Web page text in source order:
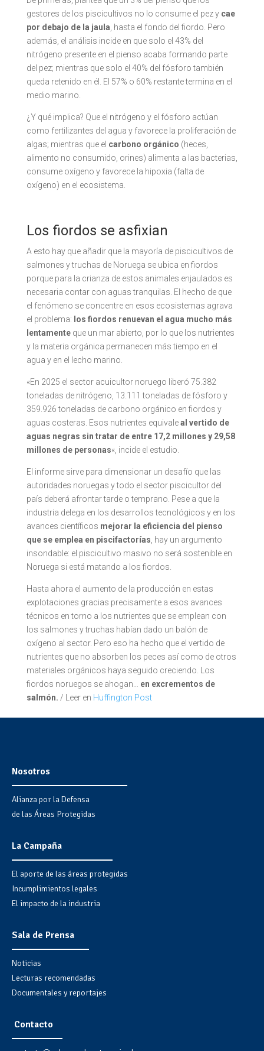
gestores de los piscicultivos no lo consume el pez y cae
por debajo de la jaula , hasta el fondo del fiordo. Pero
además, el análisis incide en que solo el 43% del
nitrógeno presente en el pienso acaba formando parte
del pez; mientras que solo el 40% del fósforo también
queda retenido en él. El 57% o 60% restante termina en el
medio marino.
¿Y qué implica? Que el nitrógeno y el fósforo actúan
como fertilizantes del agua y favorece la proliferación de
algas; mientras que el carbono orgánico (heces,
alimento no consumido, orines) alimenta a las bacterias,
consume oxígeno y favorece la hipoxia (falta de
oxígeno) en el ecosistema.
Los fiordos se asfixian
A esto hay que añadir que la mayoría de piscicultivos de
salmones y truchas de Noruega se ubica en fiordos
porque para la crianza de estos animales enjaulados es
necesaria contar con aguas tranquilas. El hecho de que
el fenómeno se concentre en esos ecosistemas agrava
el problema: los fiordos renuevan el agua mucho más
lentamenteque un mar abierto, por lo que los nutrientes
y la materia orgánica permanecen más tiempo en el
agua y en el lecho marino.
«En 2025 el sector acuicultor noruego liberó 75.382
toneladas de nitrógeno, 13.111 toneladas de fósforo y
359.926 toneladas de carbono orgánico en fiordos y
aguas costeras. Esos nutrientes equivaleal vertido de
aguas negras sin tratar de entre 17,2 millones y 29,58
millones de personas«, incide el estudio.
El informe sirve para dimensionar un desafío que las
autoridades noruegas y todo el sector piscicultor del
país deberá afrontar tarde o temprano. Pese a que la
industria delega en los desarrollos tecnológicos y en los
avances científicos mejorar la eficiencia del pienso
que se emplea en piscifactorías , hay un argumento
insondable: el piscicultivo masivo no será sostenible en
Noruega si está matando a los fiordos.
Hasta ahora el aumento de la producción en estas
explotaciones gracias precisamente a esos avances
técnicos en torno a los nutrientes que se emplean con
los salmones y truchas habían dado un balón de
oxígeno al sector. Pero eso ha hecho que el vertido de
nutrientes que no absorben los peces así como de otros
materiales orgánicos haya seguido creciendo. Los
fiordos noruegos se ahogan…
en excrementos de
salmón. / Leer en Huffington Post
Nosotros
Alianza por la Defensa
de las Áreas Protegidas
La Campaña
El aporte de las áreas protegidas
Incumplimientos legales
El impacto de la industria
Sala de Prensa
Noticias
Lecturas recomendadas
Documentales y reportajes
Contacto